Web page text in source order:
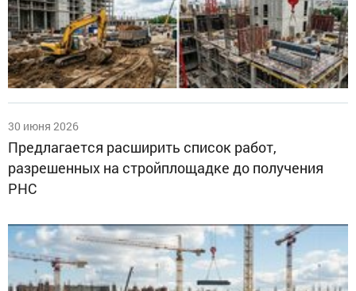
30 июня 2026
Предлагается расширить список работ,
разрешенных на стройплощадке до получения
РНС